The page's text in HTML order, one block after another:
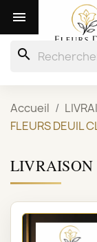

search
Accueil
FLEURS DEUIL
LIVRAISON